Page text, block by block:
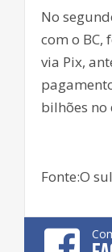
No
com o BC,
via Pix,
bilhões no
Fonte:O sul